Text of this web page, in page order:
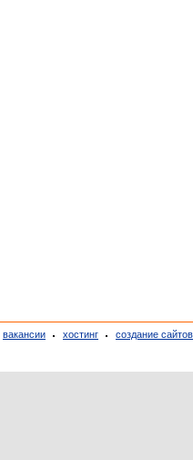
вакансии хостинг создание сайтов